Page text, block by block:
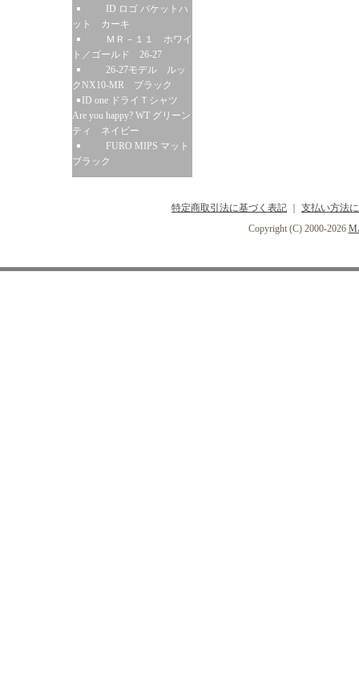
ID ロゴ バケットハ
ット カーキ
ＭＲ－１１ ホワイ
ト／ゴールド 26-27
26-27モデル ルッ
クNX10-MR ブラック
ID one ドライＴシャツ
Are you happy? WT グリーン
ティ ネイビー
FURO MIPS マット
ブラック
特定商取引法に基づく表記
支払い方法
Copyright (C) 2000-2026